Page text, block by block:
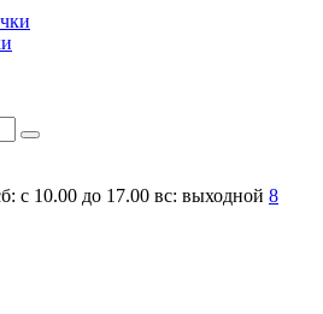
с 10.00 до 17.00 вс: выходной 8